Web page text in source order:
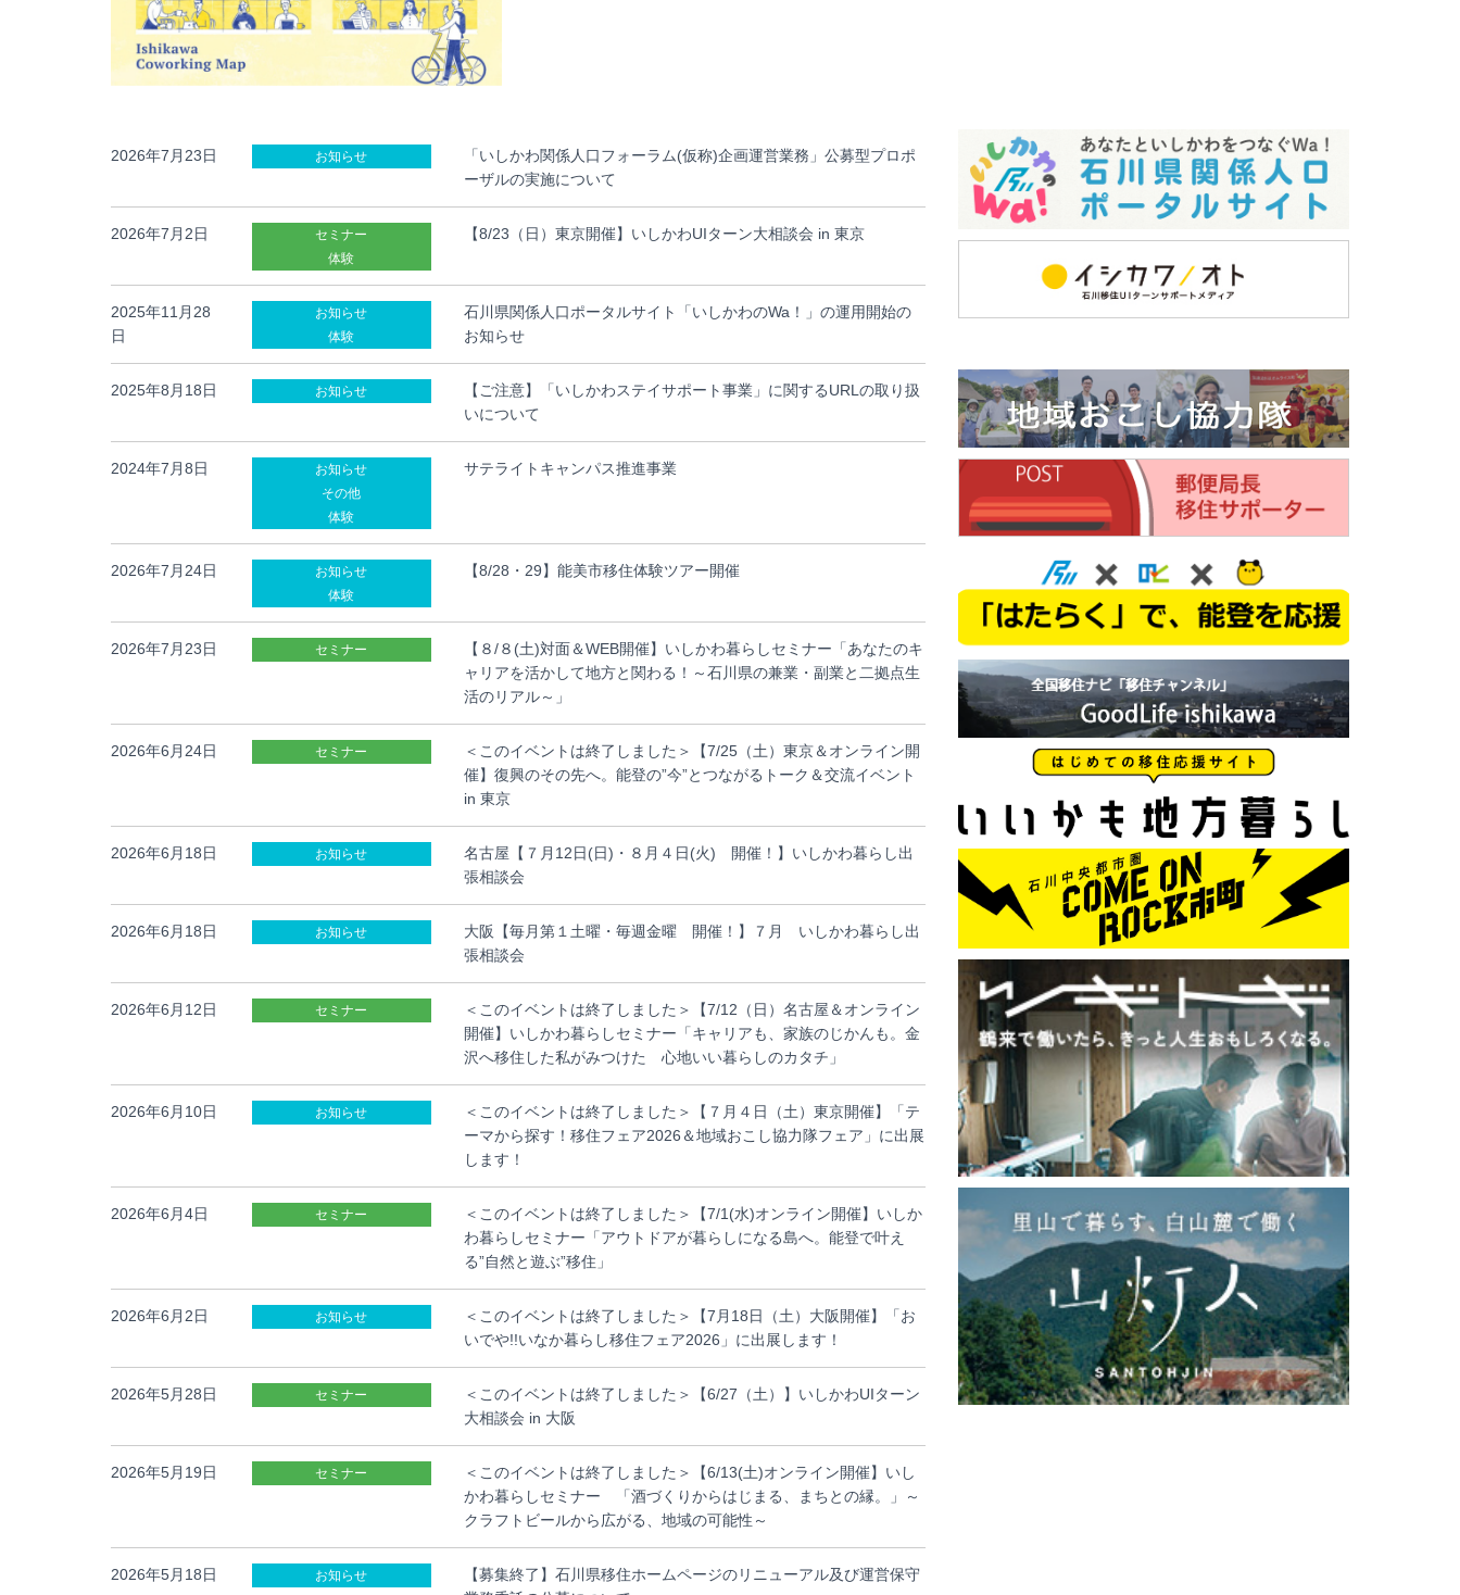
2026年7月23日 お知らせ
「いしかわ関係人口フォーラム(仮称)企画運営業務」公募型プロポ
ーザルの実施について
2026年7月2日
セミナー
体験
【8/23（日）東京開催】いしかわUIターン大相談会 in 東京
2025年11月28
日
お知らせ
体験
石川県関係人口ポータルサイト「いしかわのWa！」の運用開始の
お知らせ
2025年8月18日 お知らせ
【ご注意】「いしかわステイサポート事業」に関するURLの取り扱
いについて
2024年7月8日
お知らせ
その他
体験
サテライトキャンパス推進事業
2026年7月24日
お知らせ
体験
【8/28・29】能美市移住体験ツアー開催
2026年7月23日 セミナー
【８/８(土)対面＆WEB開催】いしかわ暮らしセミナー「あなたのキ
ャリアを活かして地方と関わる！～石川県の兼業・副業と二拠点生
活のリアル～」
2026年6月24日 セミナー
＜このイベントは終了しました＞【7/25（土）東京＆オンライン開
催】復興のその先へ。能登の”今”とつながるトーク＆交流イベント
in 東京
2026年6月18日 お知らせ
名古屋【７月12日(日)・８月４日(火) 開催！】いしかわ暮らし出
張相談会
2026年6月18日 お知らせ
大阪【毎月第１土曜・毎週金曜 開催！】７月 いしかわ暮らし出
張相談会
2026年6月12日 セミナー
＜このイベントは終了しました＞【7/12（日）名古屋＆オンライン
開催】いしかわ暮らしセミナー「キャリアも、家族のじかんも。金
沢へ移住した私がみつけた 心地いい暮らしのカタチ」
2026年6月10日 お知らせ
＜このイベントは終了しました＞【７月４日（土）東京開催】「テ
ーマから探す！移住フェア2026＆地域おこし協力隊フェア」に出展
します！
2026年6月4日 セミナー
＜このイベントは終了しました＞【7/1(水)オンライン開催】いしか
わ暮らしセミナー「アウトドアが暮らしになる島へ。能登で叶え
る”自然と遊ぶ”移住」
2026年6月2日 お知らせ
＜このイベントは終了しました＞【7月18日（土）大阪開催】「お
いでや!!いなか暮らし移住フェア2026」に出展します！
2026年5月28日 セミナー
＜このイベントは終了しました＞【6/27（土）】いしかわUIターン
大相談会 in 大阪
2026年5月19日 セミナー
＜このイベントは終了しました＞【6/13(土)オンライン開催】いし
かわ暮らしセミナー 「酒づくりからはじまる、まちとの縁。」～
クラフトビールから広がる、地域の可能性～
2026年5月18日 お知らせ
【募集終了】石川県移住ホームページのリニューアル及び運営保守